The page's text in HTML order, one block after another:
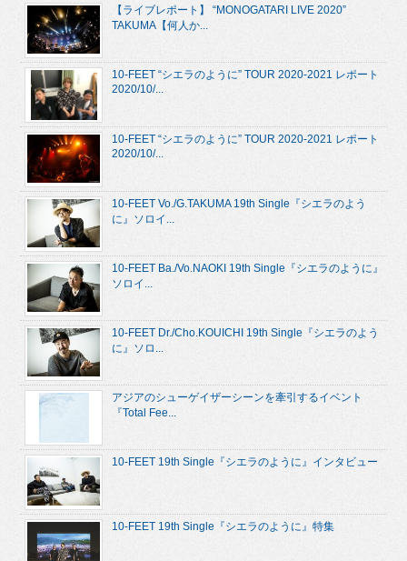
【ライブレポート】 “MONOGATARI LIVE 2020”
TAKUMA【何人か...
10-FEET “シエラのように” TOUR 2020-2021 レポート
2020/10/...
10-FEET “シエラのように” TOUR 2020-2021 レポート
2020/10/...
10-FEET Vo./G.TAKUMA 19th Single『シエラのよう
に』ソロイ...
10-FEET Ba./Vo.NAOKI 19th Single『シエラのように』
ソロイ...
10-FEET Dr./Cho.KOUICHI 19th Single『シエラのよう
に』ソロ...
アジアのシューゲイザーシーンを牽引するイベント
『Total Fee...
10-FEET 19th Single『シエラのように』インタビュー
10-FEET 19th Single『シエラのように』特集